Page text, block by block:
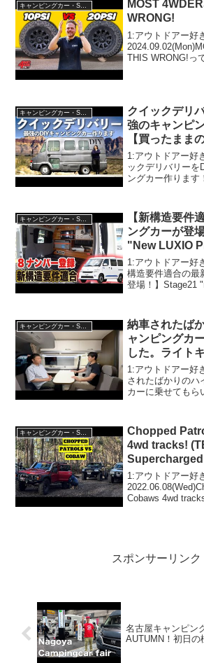
キャンピングカー・SUV人気車種
MOST
WRONG!
1:アウトドアー好
THIS WRONG!っ
クイックデリ
強のキャンピ
【買ったまま
1:アウトドアー好
ックデリバリーを
ングカー作ります
2022.01.12(Wed)
キャンピングカー・SUV人気車種
【新構造要件
ングカーが登
"New LUXIO
ロ）"
1:アウトドアー好
構造要件適合の最
登場！】Stage21
2022.06.09...
納車されたば
ャンピングカ
した。ライト
外装チェック
してみた【ト
グランデ】
1:アウトドアー好
されたばかりのハ
カーに乗せてもら
グランデ】って人
逃...
キャンピングカー・SUV人気車種
Chopped
4wd tracks!
1:アウトドアー好
Cobaws 4wd
スポンサーリンク
名古屋キャンピン
AUTUMN！初日の